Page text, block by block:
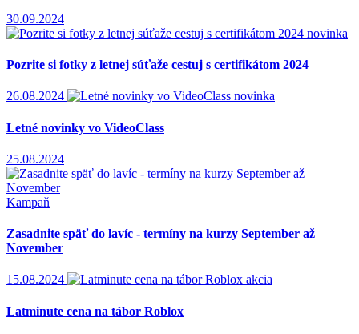
30.09.2024
novinka
Pozrite si fotky z letnej súťaže cestuj s certifikátom 2024
26.08.2024 novinka
Letné novinky vo VideoClass
25.08.2024
Kampaň
Zasadnite späť do lavíc - termíny na kurzy September až
November
15.08.2024 akcia
Latminute cena na tábor Roblox